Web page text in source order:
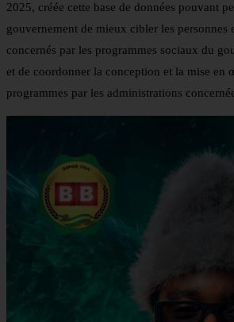
2025, créée cette base de données pouvant
gouvernement de mieux cibler les personnes
concernés par les programmes sociaux du
et de coordonner la conception et la mise en
programmes par les administrations